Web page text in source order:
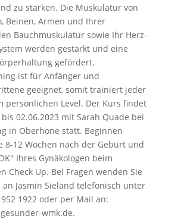
zu stärken. Die Muskulatur von
Beinen, Armen und Ihrer
Bauchmuskulatur sowie Ihr Herz-
werden gestärkt und eine
gefördert.
ist für Anfänger und
geeignet, somit trainiert jeder
persönlichen Level. Der Kurs findet
02.06.2023 mit Sarah Quade bei
in Oberhone statt. Beginnen
8-12 Wochen nach der Geburt und
Ihres Gynäkologen beim
Check Up. Bei Fragen wenden Sie
an Jasmin Sieland telefonisch unter
1922 oder per Mail an:
wmk.de.